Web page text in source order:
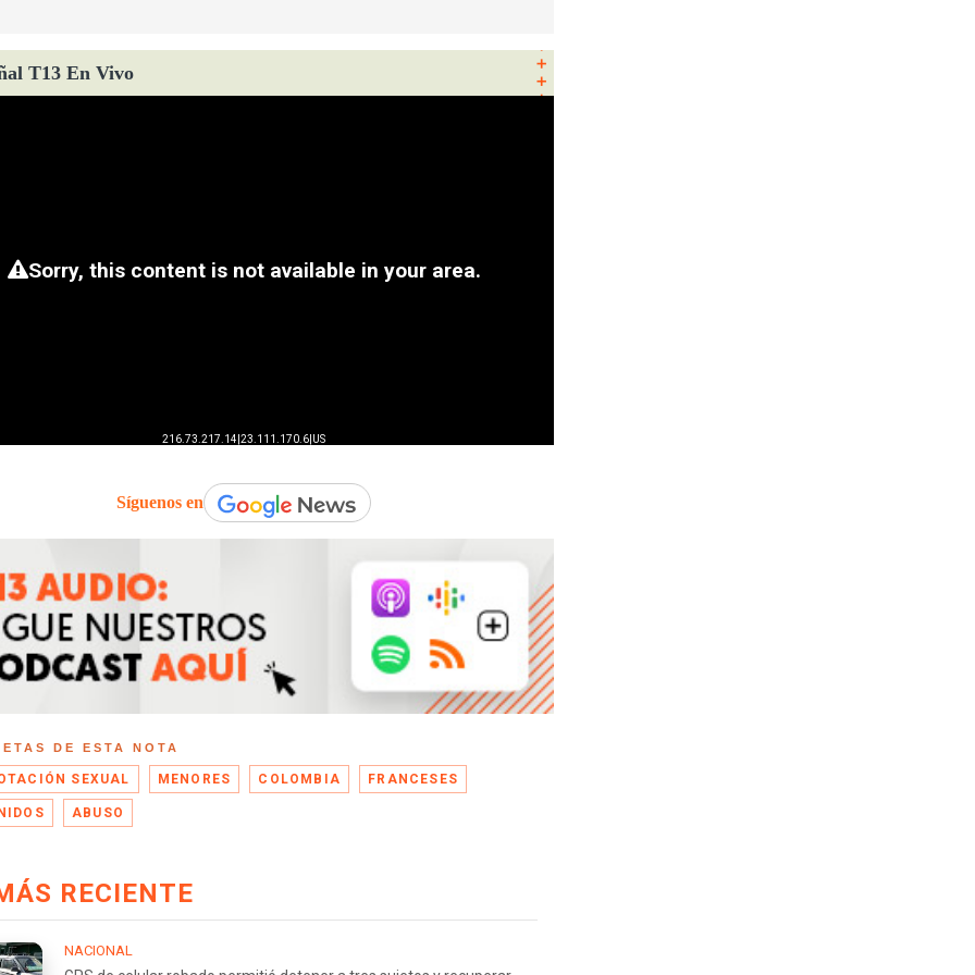
T13 En Vivo
Síguenos en
DE ESTA NOTA
SEXUAL MENORES COLOMBIA FRANCESES
ABUSO
RECIENTE
NACIONAL